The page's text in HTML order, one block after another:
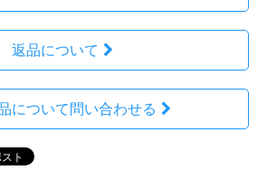
返品について
について問い合わせる